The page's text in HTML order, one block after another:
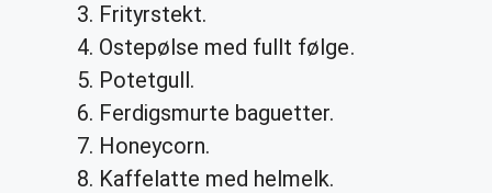
Frityrstekt.
Ostepølse med fullt følge.
Potetgull.
Ferdigsmurte baguetter.
Honeycorn.
Kaffelatte med helmelk.